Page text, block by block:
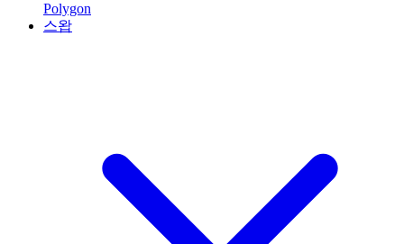
Polygon
스왑